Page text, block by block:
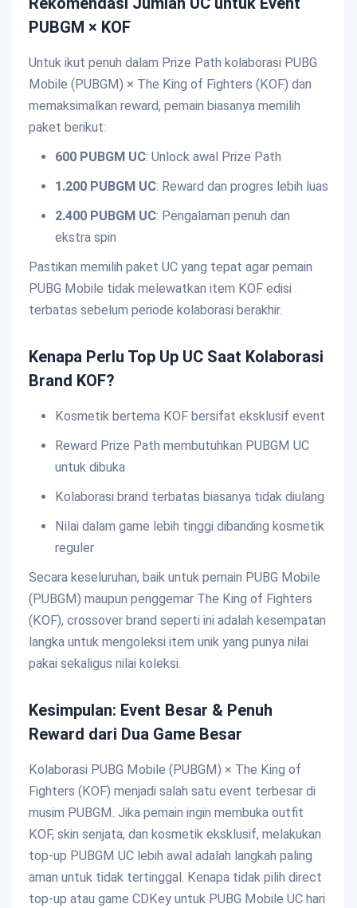
PUBGM × KOF
Untuk ikut penuh dalam Prize Path kolaborasi PUBG
Mobile (PUBGM) × The King of Fighters (KOF) dan
memaksimalkan reward, pemain biasanya memilih
paket berikut:
600 PUBGM UC: Unlock awal Prize Path
1.200 PUBGM UC: Reward dan progres lebih luas
2.400 PUBGM UC: Pengalaman penuh dan
ekstra spin
Pastikan memilih paket UC yang tepat agar pemain
PUBG Mobile tidak melewatkan item KOF edisi
terbatas sebelum periode kolaborasi berakhir.
Kenapa Perlu Top Up UC Saat Kolaborasi
Brand KOF?
Kosmetik bertema KOF bersifat eksklusif event
Reward Prize Path membutuhkan PUBGM UC
untuk dibuka
Kolaborasi brand terbatas biasanya tidak diulang
Nilai dalam game lebih tinggi dibanding kosmetik
reguler
Secara keseluruhan, baik untuk pemain PUBG Mobile
(PUBGM) maupun penggemar The King of Fighters
(KOF), crossover brand seperti ini adalah kesempatan
langka untuk mengoleksi item unik yang punya nilai
pakai sekaligus nilai koleksi.
Kesimpulan: Event Besar & Penuh
Reward dari Dua Game Besar
Kolaborasi PUBG Mobile (PUBGM) × The King of
Fighters (KOF) menjadi salah satu event terbesar di
musim PUBGM. Jika pemain ingin membuka outfit
KOF, skin senjata, dan kosmetik eksklusif, melakukan
top-up PUBGM UC lebih awal adalah langkah paling
aman untuk tidak tertinggal. Kenapa tidak pilih direct
top-up atau game CDKey untuk PUBG Mobile UC hari